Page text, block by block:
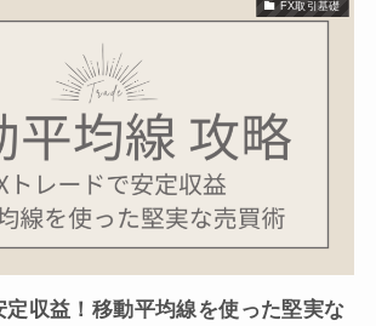
FX取引基礎
定収益！移動平均線を使った堅実な